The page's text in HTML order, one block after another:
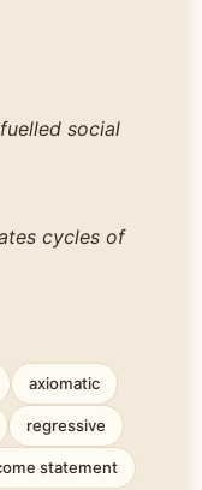
social
cycles of
axiomatic
regressive
statement